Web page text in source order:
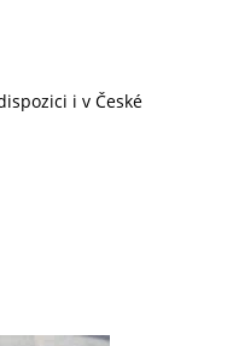
i v České